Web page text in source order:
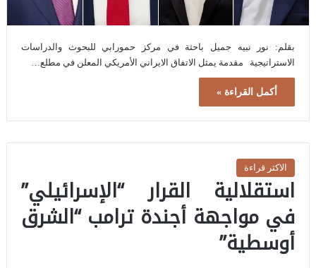
بقلم: نور نبيه جميل باحثة في مركز حمورابي للبحوث والدراسات
الاستراتيجية مقدمة يمثل الاتفاق الايراني الأمريكي المعلن في مطلع…
أكمل القراءة »
الاكثر قراءة
استقلالية القرار “الإسرائيلي”
في مواجهة أجندة ترامب “الشرق
أوسطية”